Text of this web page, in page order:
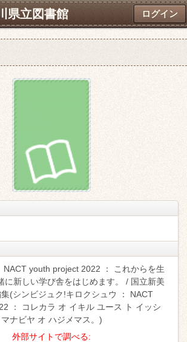
県立図書館 ログイン
NACT youth project 2022 ： これからを生
に新しい学び舎をはじめます。 / 国立新美
(シンビジュク!キロクシュウ ： NACT
： コレカラ オ イキル ユース ト イッシ
ナビヤ オ ハジメマス。)
外部サイトで調べる: